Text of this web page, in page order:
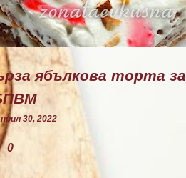
ябълкова торта за
30, 2022
0